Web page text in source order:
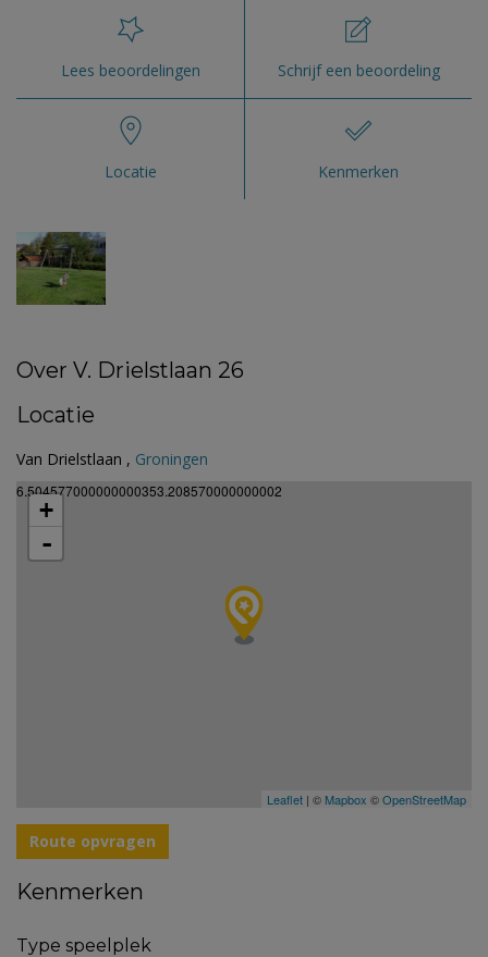
Lees beoordelingen Schrijf een beoordeling
Locatie Kenmerken
Over V. Drielstlaan 26
Locatie
Van Drielstlaan , Groningen
6.504577000000000353.208570000000002
+
-
Leaflet | © Mapbox ©OpenStreetMap
Route opvragen
Kenmerken
Type speelplek